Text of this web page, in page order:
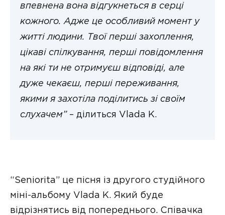
впевнена вона відгукнеться в серці
кожного. Адже це особливий момент у
житті людини. Твої перші захоплення,
цікаві спілкування, перші повідомлення
на які ти не отримуєш відповіді, але
дуже чекаєш, перші переживання,
якими я захотіла поділитись зі своїм
слухачем” – ділиться Vlada K.
“Seniorita” це пісня із другого студійного
міні-альбому Vlada K. Який буде
відрізнятись від попереднього. Співачка